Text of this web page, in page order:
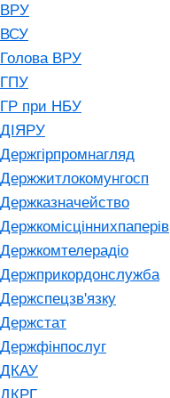
ВРУ
ВСУ
Голова ВРУ
ГПУ
ГР при НБУ
ДІЯРУ
Держгірпромнагляд
Держжитлокомунгосп
Держказначейство
Держкомісціннихпаперів
Держкомтелерадіо
Держприкордонслужба
Держспецзв'язку
Держстат
Держфінпослуг
ДКАУ
ДКРГ